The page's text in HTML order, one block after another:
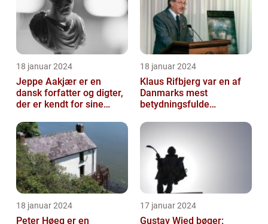
18 januar 2024
Jeppe Aakjær er en
dansk forfatter og digter,
der er kendt for sine
18 januar 2024
Klaus Rifbjerg var en af
Danmarks mest
betydningsfulde
lang række bøger i l...
18 januar 2024
Peter Høeg er en
17 januar 2024
Gustav Wied bøger: